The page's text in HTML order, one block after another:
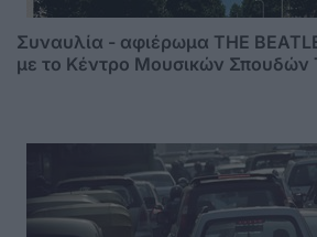
Συναυλία - αφιέρωμα THE
με το Κέντρο Μουσικών Σπουδών